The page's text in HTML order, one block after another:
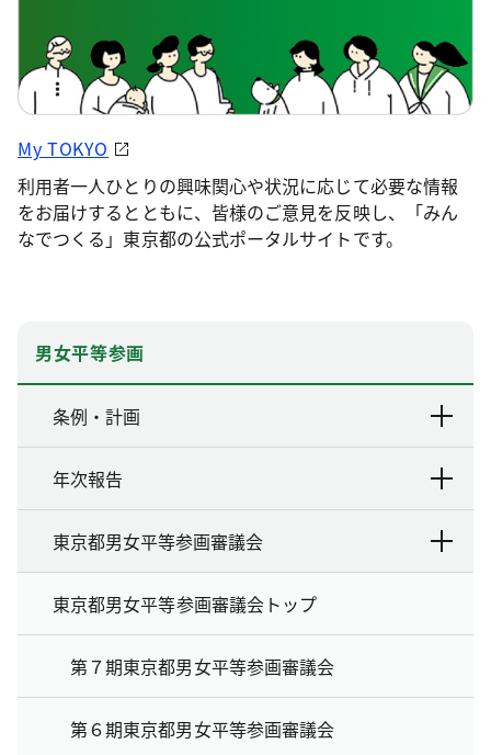
My TOKYO
利用者一人ひとりの興味関心や状況に応じて必要な情報
をお届けするとともに、皆様のご意見を反映し、「みん
なでつくる」東京都の公式ポータルサイトです。
男女平等参画
条例・計画
年次報告
東京都男女平等参画審議会
東京都男女平等参画審議会トップ
第７期東京都男女平等参画審議会
第６期東京都男女平等参画審議会